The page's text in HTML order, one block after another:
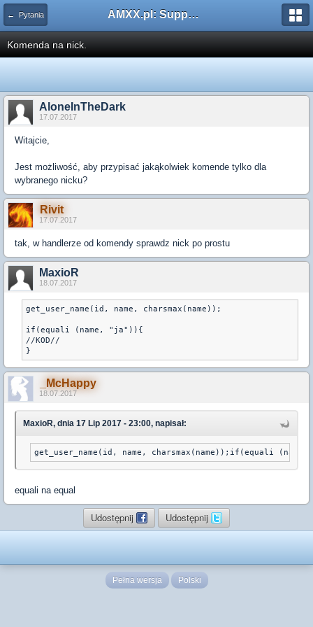
← Pytania AMXX.pl: Support AMX Mod X i SourceMod
Komenda na nick.
AloneInTheDark
17.07.2017
Witajcie,
Jest możliwość, aby przypisać jakąkolwiek komende tylko dla
wybranego nicku?
Rivit
17.07.2017
tak, w handlerze od komendy sprawdz nick po prostu
MaxioR
18.07.2017
get_user_name(id, name, charsmax(name));
if(equali (name, "ja")){
//KOD//
_McHappy
18.07.2017
MaxioR, dnia 17 Lip 2017 - 23:00, napisał:
get_user_name(id, name, charsmax(name));if(equali
equali na equal
Udostępnij Udostępnij
Pełna wersja Polski